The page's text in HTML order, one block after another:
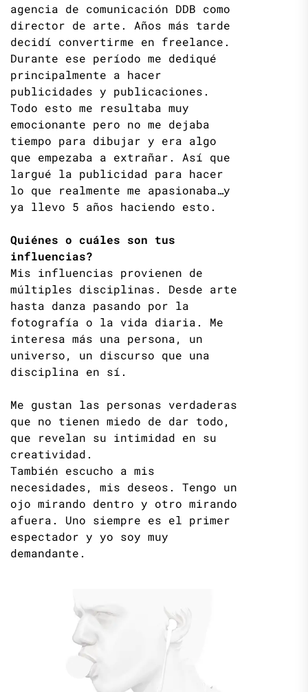
agencia de comunicación DDB como
director de arte. Años más tarde
decidí convertirme en freelance.
Durante ese período me dediqué
principalmente a hacer
publicidades y publicaciones.
Todo esto me resultaba muy
emocionante pero no me dejaba
tiempo para dibujar y era algo
que empezaba a extrañar. Así que
largué la publicidad para hacer
lo que realmente me apasionaba…y
ya llevo 5 años haciendo esto.
Quiénes o cuáles son tus
influencias?
Mis influencias provienen de
múltiples disciplinas. Desde arte
hasta danza pasando por la
fotografía o la vida diaria. Me
interesa más una persona, un
universo, un discurso que una
disciplina en sí.
Me gustan las personas verdaderas
que no tienen miedo de dar todo,
que revelan su intimidad en su
creatividad.
También escucho a mis
necesidades, mis deseos. Tengo un
ojo mirando dentro y otro mirando
afuera. Uno siempre es el primer
espectador y yo soy muy
demandante.